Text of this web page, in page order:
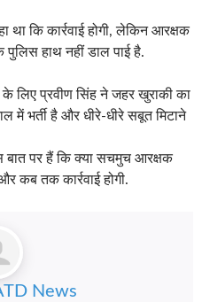
था कि कार्रवाई होगी, लेकिन आरक्षक
हाथ नहीं डाल पाई है.
लिए प्रवीण सिंह ने जहर खुराकी का
में भर्ती है और धीरे-धीरे सबूत मिटाने
पर हैं कि क्या सचमुच आरक्षक
कब तक कार्रवाई होगी.
News